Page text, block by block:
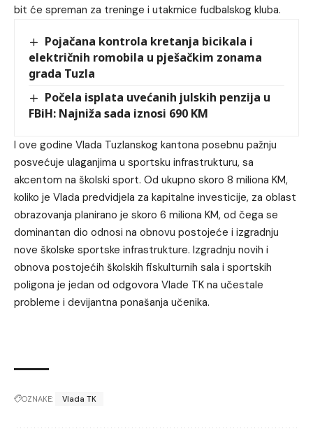
bit će spreman za treninge i utakmice fudbalskog kluba.
Pojačana kontrola kretanja bicikala i
električnih romobila u pješačkim zonama
grada Tuzla
Počela isplata uvećanih julskih penzija u
FBiH: Najniža sada iznosi 690 KM
I ove godine Vlada Tuzlanskog kantona posebnu pažnju
posvećuje ulaganjima u sportsku infrastrukturu, sa
akcentom na školski sport. Od ukupno skoro 8 miliona KM,
koliko je Vlada predvidjela za kapitalne investicije, za oblast
obrazovanja planirano je skoro 6 miliona KM, od čega se
dominantan dio odnosi na obnovu postojeće i izgradnju
nove školske sportske infrastrukture. Izgradnju novih i
obnova postojećih školskih fiskulturnih sala i sportskih
poligona je jedan od odgovora Vlade TK na učestale
probleme i devijantna ponašanja učenika.
OZNAKE: Vlada TK